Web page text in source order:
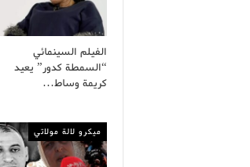
الفيلم السينمائي
“السمطة كدور” يعيد
كريمة وساط…
ميكرو لالة مولاتي